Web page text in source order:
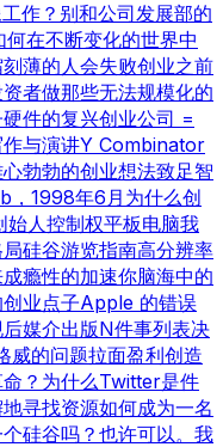
作？ 别和公司发展部的
何在不断变化的世界中
刻薄的人会失败创业之前
者做那些无法规模化的
硬件的复兴创业公司 =
与演讲Y Combinator
勃勃的创业想法致足智
，1998年6月为什么创
始人控制权平板电脑我
硅谷游览指南高分辨率
成瘾性的加速你脑海中的
业点子Apple 的错误
后媒介出版N件事列表决
威的问题拉面盈利创造
？ 为什么Twitter是件
寻找资源如何成为一名
硅谷吗？也许可以。 我